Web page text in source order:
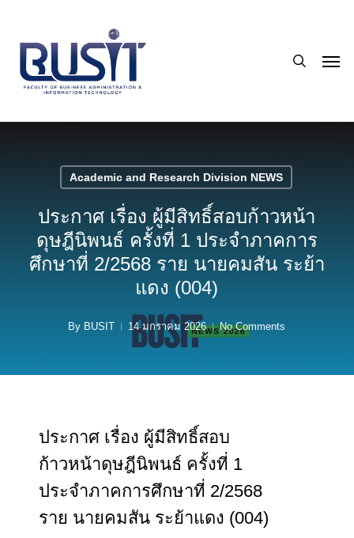
main
content
Academic and Research Division NEWS
ประกาศ เรื่อง ผู้มีสิทธิ์สอบก้าวหน้า
ดุษฎีนิพนธ์ ครั้งที่ 1 ประจำภาคการ
ศึกษาที่ 2/2568 ราย นายคมสัน ระย้า
แดง (004)
By BUSIT 14 มกราคม 2026 No Comments
ประกาศ เรื่อง ผู้มีสิทธิ์สอบ
ก้าวหน้าดุษฎีนิพนธ์ ครั้งที่ 1
ประจำภาคการศึกษาที่ 2/2568
ราย นายคมสัน ระย้าแดง (004)